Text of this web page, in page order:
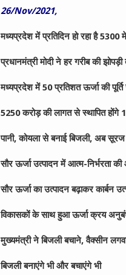
26/Nov/2021,
मध्यप्रदेश में प्रतिदिन हो रहा है5300
प्रधानमंत्री मोदी ने हर गरीब की
मध्यप्रदेश में50 प्रतिशत ऊर्जा की
5250 करोड़ की लागत से स्थापित होंगे
पानी, कोयला से बनाई बिजली, अब सूरज
सौर ऊर्जा उत्पादन में आत्म-निर्भरता
सौर ऊर्जा का उत्पादन बढ़ाकर कार्बन
विकासकों के साथ हुआ ऊर्जा क्रय
मुख्यमंत्री ने बिजली बचाने, वैक्सीन
बिजली बनाएंगे भी और बचाएंगे भी